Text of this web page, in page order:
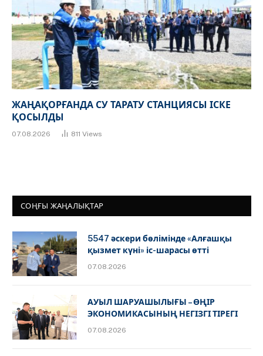
ЖАҢАҚОРҒАНДА СУ ТАРАТУ СТАНЦИЯСЫ ІСКЕ
ҚОСЫЛДЫ
07.08.2026 811 Views
СОҢҒЫ ЖАҢАЛЫҚТАР
5547 әскери бөлімінде «Алғашқы
қызмет күні» іс-шарасы өтті
07.08.2026
АУЫЛ ШАРУАШЫЛЫҒЫ – ӨҢІР
ЭКОНОМИКАСЫНЫҢ НЕГІЗГІ ТІРЕГІ
07.08.2026